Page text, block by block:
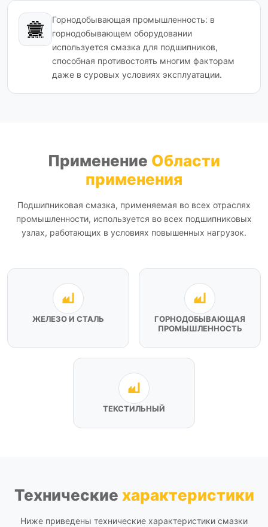
Горнодобывающая промышленность: в
горнодобывающем оборудовании
используется смазка для подшипников,
способная противостоять многим факторам
даже в суровых условиях эксплуатации.
Применение Области
применения
Подшипниковая смазка, применяемая во всех отраслях
промышленности, используется во всех подшипниковых
узлах, работающих в условиях повышенных нагрузок.
ЖЕЛЕЗО И СТАЛЬ
ГОРНОДОБЫВАЮЩАЯ
ПРОМЫШЛЕННОСТЬ
ТЕКСТИЛЬНЫЙ
Технические характеристики
Ниже приведены технические характеристики смазки